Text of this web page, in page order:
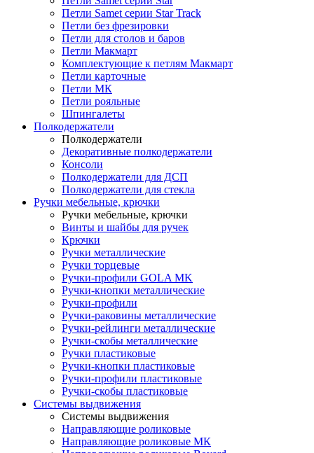
Петли Samet серии Star Track
Петли без фрезировки
Петли для столов и баров
Петли Макмарт
Комплектующие к петлям Макмарт
Петли карточные
Петли МК
Петли рояльные
Шпингалеты
Полкодержатели
Полкодержатели
Декоративные полкодержатели
Консоли
Полкодержатели для ДСП
Полкодержатели для стекла
Ручки мебельные, крючки
Ручки мебельные, крючки
Винты и шайбы для ручек
Крючки
Ручки металлические
Ручки торцевые
Ручки-профили GOLA MK
Ручки-кнопки металлические
Ручки-профили
Ручки-раковины металлические
Ручки-рейлинги металлические
Ручки-скобы металлические
Ручки пластиковые
Ручки-кнопки пластиковые
Ручки-профили пластиковые
Ручки-скобы пластиковые
Системы выдвижения
Системы выдвижения
Направляющие роликовые
Направляющие роликовые МК